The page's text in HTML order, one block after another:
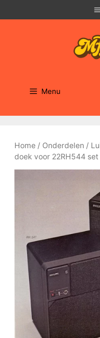
naar
Menu
Home / Onderdelen /
doek voor 22RH544 set